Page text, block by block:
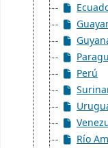
Perú
Río